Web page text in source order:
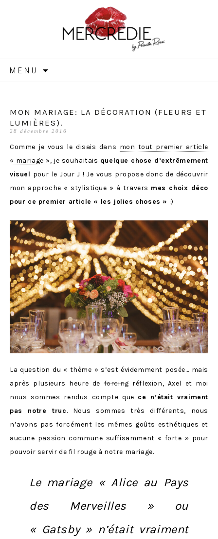
MERCREDIE
MENU
MON MARIAGE: LA DÉCORATION (FLEURS ET
LUMIÈRES).
28 décembre 2016
Comme je vous le disais dans mon tout premier article
« mariage », je souhaitais quelque chose d’extrêmement
visuel pour le Jour J ! Je vous propose donc de découvrir
mon approche « stylistique » à travers mes choix déco
pour ce premier article « les jolies choses » :)
La question du « thème » s’est évidemment posée… mais
après plusieurs heure deforcingréflexion, Axel et moi
nous sommes rendus compte que ce n’était vraiment
pas notre truc. Nous sommes très différents, nous
n’avons pas forcément les mêmes goûts esthétiques et
aucune passion commune suffisamment « forte » pour
pouvoir servir de fil rouge à notre mariage.
Le mariage « Alice au Pays
des Merveilles » ou
« Gatsby » n’était vraiment